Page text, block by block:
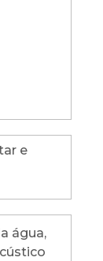
e
água,